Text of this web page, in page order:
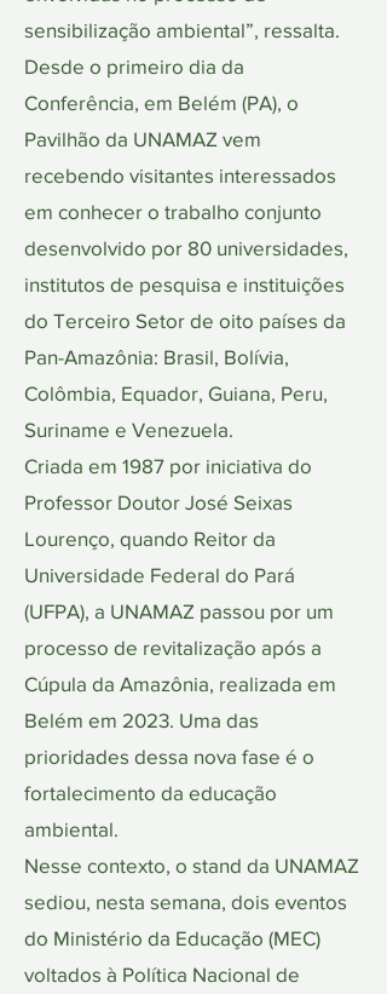
sensibilização ambiental”, ressalta.
Desde o primeiro dia da
Conferência, em Belém (PA), o
Pavilhão da UNAMAZ vem
recebendo visitantes interessados
em conhecer o trabalho conjunto
desenvolvido por 80 universidades,
institutos de pesquisa e instituições
do Terceiro Setor de oito países da
Pan-Amazônia: Brasil, Bolívia,
Colômbia, Equador, Guiana, Peru,
Suriname e Venezuela.
Criada em 1987 por iniciativa do
Professor Doutor José Seixas
Lourenço, quando Reitor da
Universidade Federal do Pará
(UFPA), a UNAMAZ passou por um
processo de revitalização após a
Cúpula da Amazônia, realizada em
Belém em 2023. Uma das
prioridades dessa nova fase é o
fortalecimento da educação
ambiental.
Nesse contexto, o stand da UNAMAZ
sediou, nesta semana, dois eventos
do Ministério da Educação (MEC)
voltados à Política Nacional de